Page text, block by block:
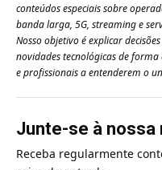
conteúdos especiais sobre
banda larga, 5G, streaming e
Nosso objetivo é explicar
novidades tecnológicas de
e profissionais a entenderem o
Junte-se à
Receba regularmente